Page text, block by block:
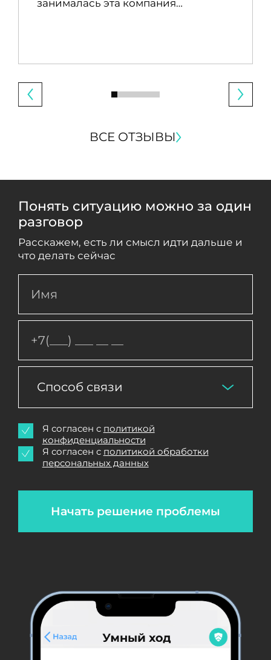
занималась эта компания…
ВСЕ ОТЗЫВЫ
Понять ситуацию можно за один
разговор
Расскажем, есть ли смысл идти дальше и
что делать сейчас
Способ связи
Начать решение проблемы
Я согласен с политикой
конфиденциальности
Я согласен с политикой обработки
персональных данных